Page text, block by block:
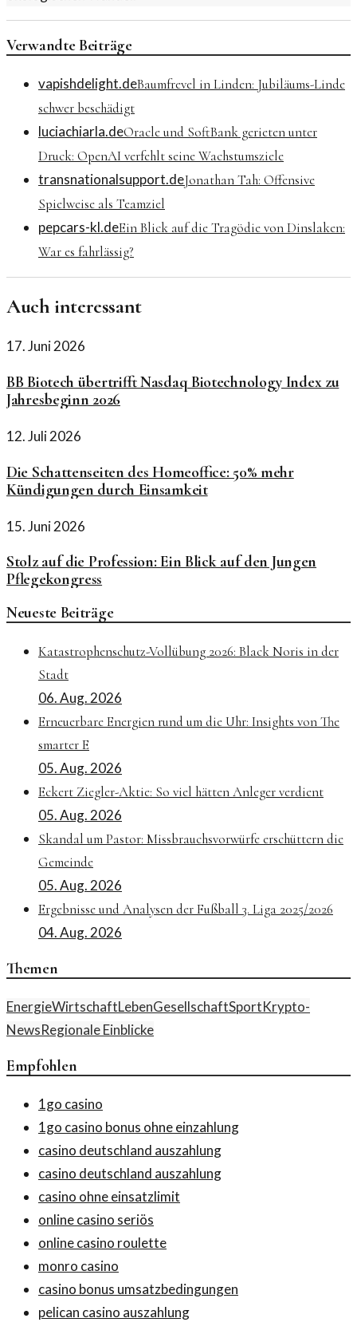
Verwandte Beiträge
vapishdelight.deBaumfrevel in Linden: Jubiläums-Linde
schwer beschädigt
luciachiarla.deOracle und SoftBank gerieten unter
Druck: OpenAI verfehlt seine Wachstumsziele
transnationalsupport.deJonathan Tah: Offensive
Spielweise als Teamziel
pepcars-kl.deEin Blick auf die Tragödie von Dinslaken:
War es fahrlässig?
Auch interessant
17. Juni 2026
BB Biotech übertrifft Nasdaq Biotechnology Index zu
Jahresbeginn 2026
12. Juli 2026
Die Schattenseiten des Homeoffice: 50% mehr
Kündigungen durch Einsamkeit
15. Juni 2026
Stolz auf die Profession: Ein Blick auf den Jungen
Pflegekongress
Neueste Beiträge
Katastrophenschutz-Vollübung 2026: Black Noris in der
Stadt
06. Aug. 2026
Erneuerbare Energien rund um die Uhr: Insights von The
smarter E
05. Aug. 2026
Eckert Ziegler-Aktie: So viel hätten Anleger verdient
05. Aug. 2026
Skandal um Pastor: Missbrauchsvorwürfe erschüttern die
Gemeinde
05. Aug. 2026
Ergebnisse und Analysen der Fußball 3. Liga 2025/2026
04. Aug. 2026
Themen
EnergieWirtschaftLebenGesellschaftSportKrypto-
NewsRegionale Einblicke
Empfohlen
1go casino
1go casino bonus ohne einzahlung
casino deutschland auszahlung
casino deutschland auszahlung
casino ohne einsatzlimit
online casino seriös
online casino roulette
monro casino
casino bonus umsatzbedingungen
pelican casino auszahlung